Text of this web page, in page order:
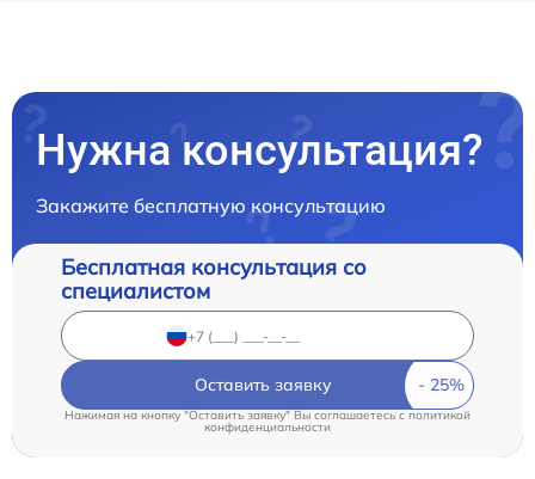
Нужна консультация?
Закажите бесплатную консультацию
Бесплатная консультация со
специалистом
Оставить заявку
Нажимая на кнопку "Оставить заявку" Вы соглашаетесь cполитикой
конфиденциальности